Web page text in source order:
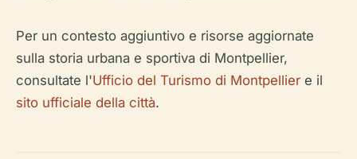
Per un contesto aggiuntivo e risorse aggiornate
sulla storia urbana e sportiva di Montpellier,
consultate l'Ufficio del Turismo di Montpellier e il
sito ufficiale della città.